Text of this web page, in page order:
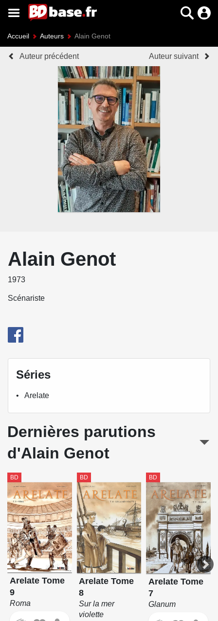
Accueil Auteurs Alain Genot
Auteur précédent Auteur suivant
Alain Genot
1973
Scénariste
Séries
Arelate
Dernières parutions
d'Alain Genot
BD
Arelate Tome
9
Roma
BD
Arelate Tome
8
Sur la mer
violette
BD
Arelate Tome
7
Glanum